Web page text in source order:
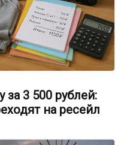
3 500 рублей:
на ресейл